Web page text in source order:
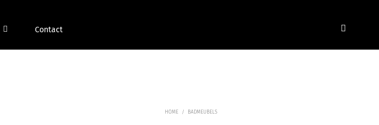
Contact
HOME / BADMEUBELS